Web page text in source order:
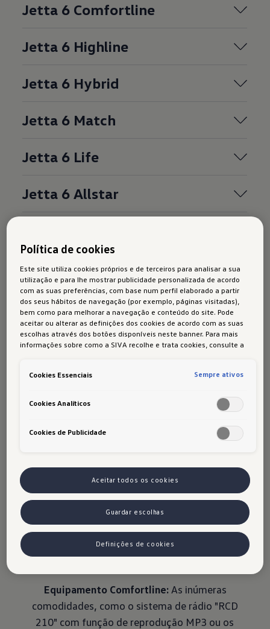
Jetta 6 Comfortline
Jetta 6 Highline
Jetta 6 Hybrid
Jetta 6 Match
Jetta 6 Life
Jetta 6 Allstar
DestaquesJetta 6
praticamente qualquer desafio: seja em terrenos
Jetta 6 Hybrid:A versão híbrida oferece-lhe a
direta a gasolina TSI sobrealimentado (110 kW /
150 cv) com um motor elétrico (20 kW / 27hp).
Tudo isto traduz-se em elevada eficiência a par
de baixos consumos, dinamismo e conforto sem
precedentes. O nível de equipamento
"Comfortline" corresponde ao equipamento de
Equipamento Comfortline:As inúmeras
comodidades, como o sistema de rádio "RCD
210" com função de reprodução MP3 ou os
Política de cookies
Este site utiliza cookies próprios e de terceiros para analisar a sua
utilização e para lhe mostrar publicidade personalizada de acordo
com as suas preferências, com base num perfil elaborado a partir
dos seus hábitos de navegação (por exemplo, páginas visitadas),
bem como para melhorar a navegação e conteúdo do site. Pode
aceitar ou alterar as definições dos cookies de acordo com as suas
escolhas através dos botões disponíveis neste banner. Para mais
informações sobre como a SIVA recolhe e trata cookies, consulte a
Cookies Essenciais Sempre ativos
Cookies Analíticos
Cookies de Publicidade
Aceitar todos os cookies
Guardar escolhas
Definições de cookies